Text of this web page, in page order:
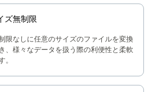
ズ無制限
限なしに任意のサイズのファイルを変換
、様々なデータを扱う際の利便性と柔軟
。